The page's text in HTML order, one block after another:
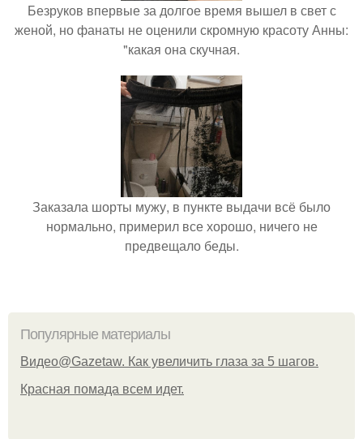
Безруков впервые за долгое время вышел в свет с
женой, но фанаты не оценили скромную красоту Анны:
"какая она скучная.
Заказала шорты мужу, в пункте выдачи всё было
нормально, примерил все хорошо, ничего не
предвещало беды.
Популярные материалы
Видео@Gazetaw. Как увеличить глаза за 5 шагов.
Красная помада всем идет.